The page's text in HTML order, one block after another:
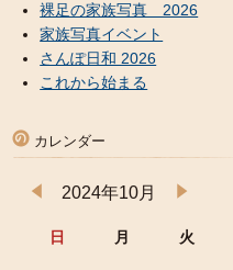
裸足の家族写真 2026
家族写真イベント
さんぽ日和 2026
これから始まる
カレンダー
2024年10月
日 月 火